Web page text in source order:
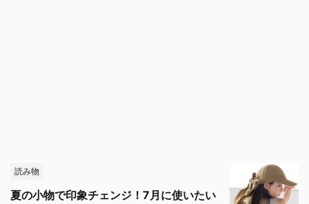
読み物
夏の小物で印象チェンジ！7月に使いたい